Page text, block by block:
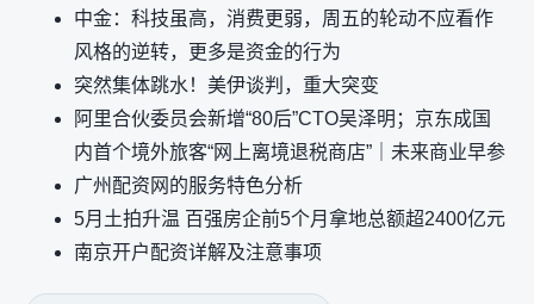
中金：科技虽高，消费更弱，周五的轮动不应看作
风格的逆转，更多是资金的行为
突然集体跳水！美伊谈判，重大突变
阿里合伙委员会新增“80后”CTO吴泽明；京东成国
内首个境外旅客“网上离境退税商店”｜未来商业早参
广州配资网的服务特色分析
5月土拍升温 百强房企前5个月拿地总额超2400亿元
南京开户配资详解及注意事项